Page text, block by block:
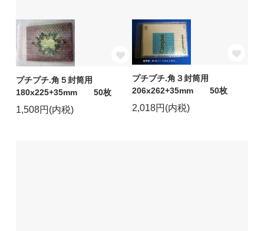
プチプチ.角５封筒用
180x225+35mm 50枚
1,508円(内税)
プチプチ.角３封筒用
206x262+35mm 50枚
2,018円(内税)